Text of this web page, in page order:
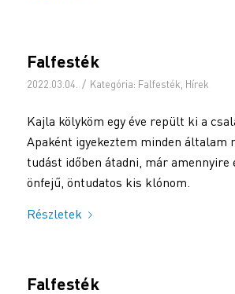
Falfesték
2022.03.04. / Kategória: Falfesték Hírek
Kajla kölyköm egy éve repült ki a
Apaként igyekeztem minden általam
tudást időben átadni, már amennyire
önfejű, öntudatos kis klónom.
Részletek
Falfesték